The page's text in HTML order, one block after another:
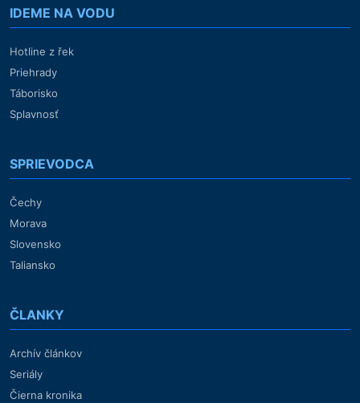
IDEME NA VODU
Hotline z řek
Priehrady
Táborisko
Splavnosť
SPRIEVODCA
Čechy
Morava
Slovensko
Taliansko
ČLANKY
Archív článkov
Seriály
Čierna kronika